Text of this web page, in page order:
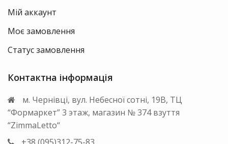
Мій аккаунт
Моє замовлення
Статус замовлення
Контактна інформація
м. Чернівці, вул. Небесної сотні, 19В, ТЦ
“Формаркет” 3 этаж, магазин № 374 взуття
“ZimmaLetto“